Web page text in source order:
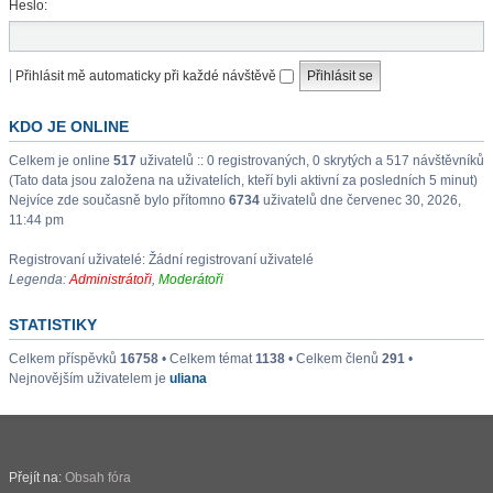
Heslo:
Přihlásit mě automaticky při každé návštěvě
KDO JE ONLINE
Celkem je online 517 uživatelů :: 0 registrovaných, 0 skrytých a 517 návštěvníků
(Tato data jsou založena na uživatelích, kteří byli aktivní za posledních 5 minut)
Nejvíce zde současně bylo přítomno 6734 uživatelů dne červenec 30, 2026,
11:44 pm
Registrovaní uživatelé: Žádní registrovaní uživatelé
Legenda:Administrátoři, Moderátoři
STATISTIKY
Celkem příspěvků 16758 • Celkem témat1138 • Celkem členů 291 •
Nejnovějším uživatelem je uliana
Přejít na: Obsah fóra